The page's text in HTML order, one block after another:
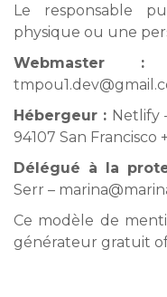
Le responsable
physique ou une
Webmaster :
Hébergeur : Netlify
94107 San Francisco
Délégué à la
Serr –
Ce modèle de
générateur gratuit